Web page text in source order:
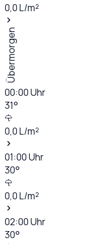
0,0L/m²
Übermorgen
00:00Uhr
31°
0,0L/m²
01:00Uhr
30°
0,0L/m²
02:00Uhr
30°